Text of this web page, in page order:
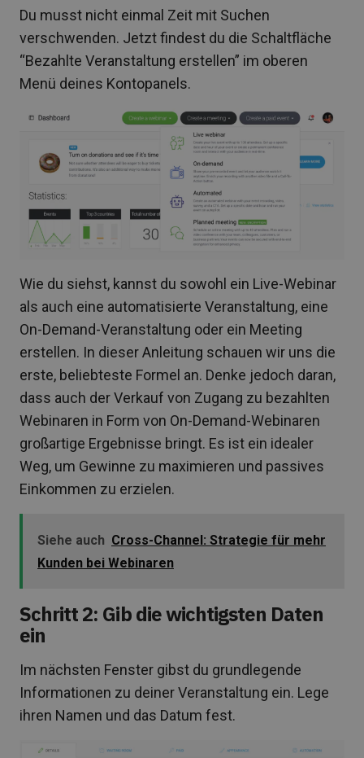
Du musst nicht einmal Zeit mit Suchen
verschwenden. Jetzt findest du die Schaltfläche
“Bezahlte Veranstaltung erstellen” im oberen
Menü deines Kontopanels.
Wie du siehst, kannst du sowohl ein Live-Webinar
als auch eine automatisierte Veranstaltung, eine
On-Demand-Veranstaltung oder ein Meeting
erstellen. In dieser Anleitung schauen wir uns die
erste, beliebteste Formel an. Denke jedoch daran,
dass auch der Verkauf von Zugang zu bezahlten
Webinaren in Form von On-Demand-Webinaren
großartige Ergebnisse bringt. Es ist ein idealer
Weg, um Gewinne zu maximieren und passives
Einkommen zu erzielen.
Siehe auch Cross-Channel: Strategie für mehr
Kunden bei Webinaren
Schritt 2: Gib die wichtigsten Daten
ein
Im nächsten Fenster gibst du grundlegende
Informationen zu deiner Veranstaltung ein. Lege
ihren Namen und das Datum fest.